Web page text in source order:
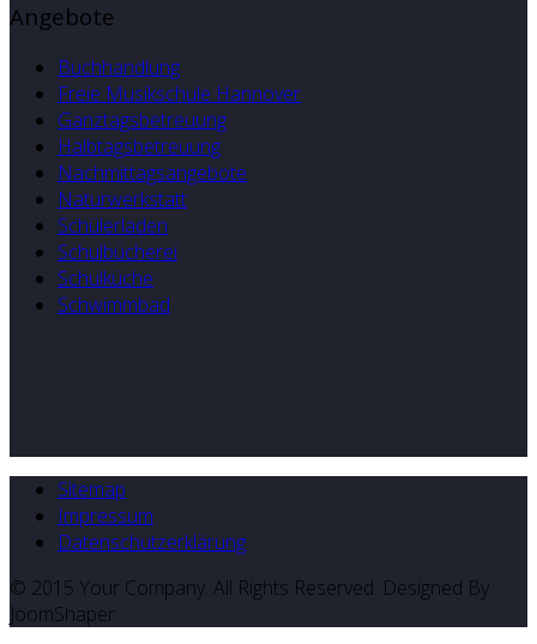
Angebote
Buchhandlung
Freie Musikschule Hannover
Ganztagsbetreuung
Halbtagsbetreuung
Nachmittagsangebote
Naturwerkstatt
Schülerladen
Schulbücherei
Schulküche
Schwimmbad
Sitemap
Impressum
Datenschutzerklärung
© 2015 Your Company. All Rights Reserved. Designed By
JoomShaper